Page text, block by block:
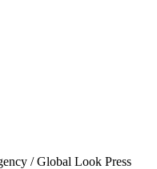
/ Global Look Press